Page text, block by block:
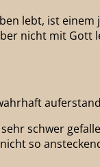
lebt, ist
nicht mit Gott
schwer
so